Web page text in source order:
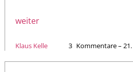
weiter
Klaus Kelle 3 Kommentare –